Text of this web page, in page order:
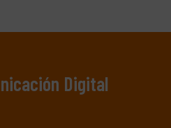
Digital